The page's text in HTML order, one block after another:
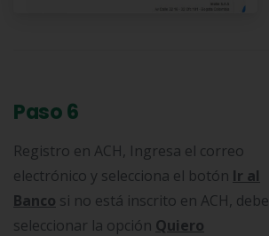
Paso 6
Registro en ACH, Ingresa el correo
electrónico y selecciona el botón Ir al
Banco si no está inscrito en ACH, debe
seleccionar la opción Quiero